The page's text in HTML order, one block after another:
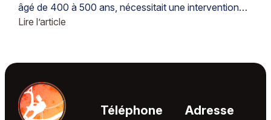
âgé de 400 à 500 ans, nécessitait une intervention
urgente. Situé à proximité d'une habitation, cet arbre
Lire l’article
Téléphone Adresse